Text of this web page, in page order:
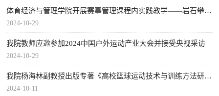
体育经济与管理学院开展赛事管理课程内实践教学——岩石攀岩...
2024-10-29
我院教师应邀参加2024中国户外运动产业大会并接受央视采访
2024-10-29
我院杨海林副教授出版专著《高校篮球运动技术与训练方法研究》
2024-10-11